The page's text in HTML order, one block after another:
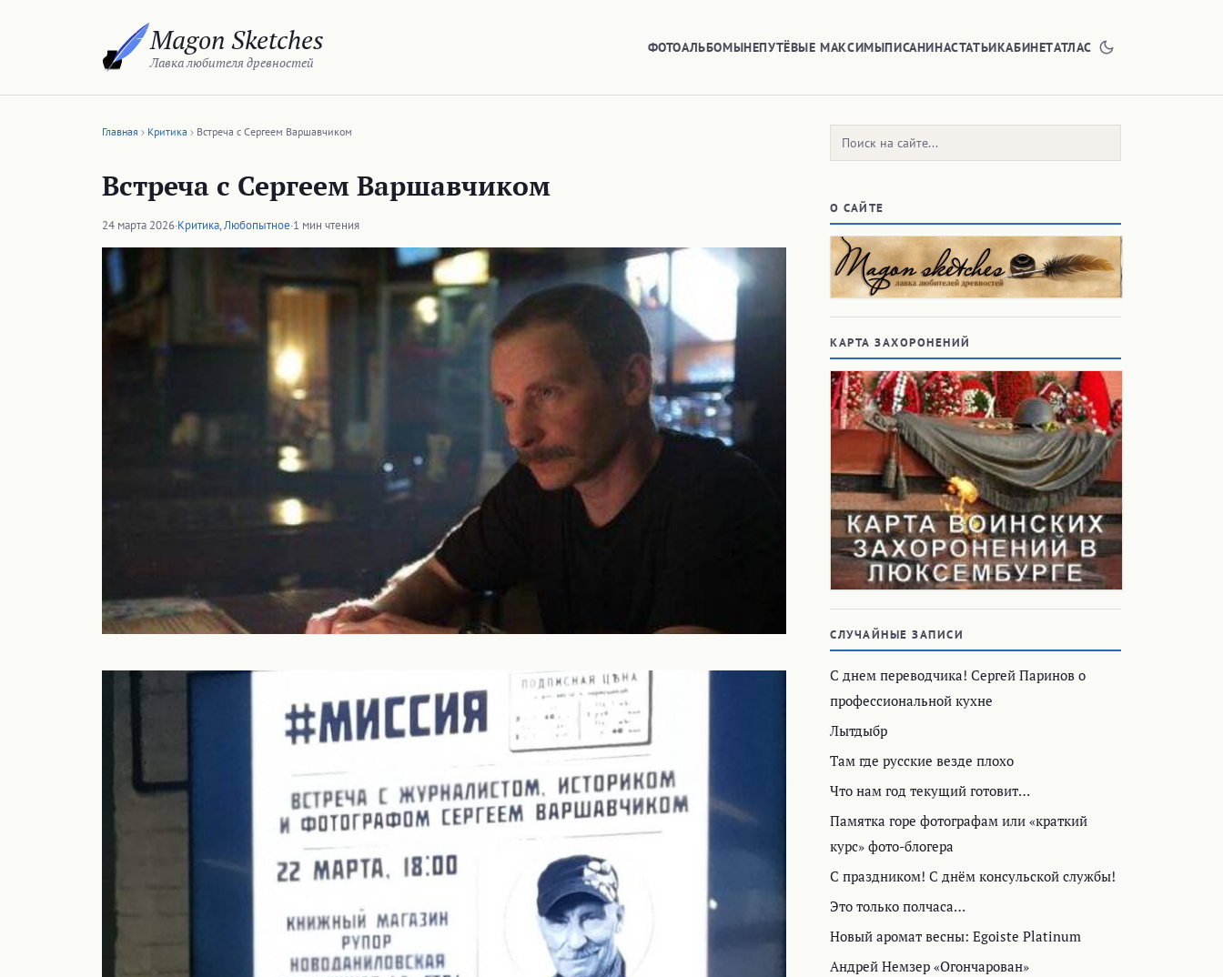
Magon Sketches
Лавка любителя древностей
ФОТОАЛЬБОМЫНЕПУТЁВЫЕ МАКСИМЫПИСАНИНАСТАТЬИКАБИНЕТАТЛАС
Главная Критика Встреча с Сергеем Варшавчиком
Встреча с Сергеем Варшавчиком
24 марта 2026·Критика,Любопытное·1 мин чтения
Поиск:
О САЙТЕ
КАРТА ЗАХОРОНЕНИЙ
СЛУЧАЙНЫЕ ЗАПИСИ
С днем переводчика! Сергей Паринов о
профессиональной кухне
Лытдыбр
Там где русские везде плохо
Что нам год текущий готовит…
Памятка горе фотографам или «краткий
курс» фото-блогера
С праздником! С днём консульской службы!
Это только полчаса…
Новый аромат весны: Egoiste Platinum
Андрей Немзер «Огончарован»